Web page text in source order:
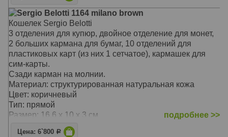
Sergio Belotti 1164 milano brown
Кошелек Sergio Belotti
3 отделения для купюр, двойное отделение для монет,
2 больших кармана для бумаг, 10 отделений для
пластиковых карт (из них 1 сетчатое), кармашек для
сим-карты.
Сзади карман на молнии.
Материал: структурированная натуральная кожа
Цвет: коричневый
Тип: прямой
Размер: 16.6 x 10 x 3 см
подробнее >>
Цена: 6`800 Р